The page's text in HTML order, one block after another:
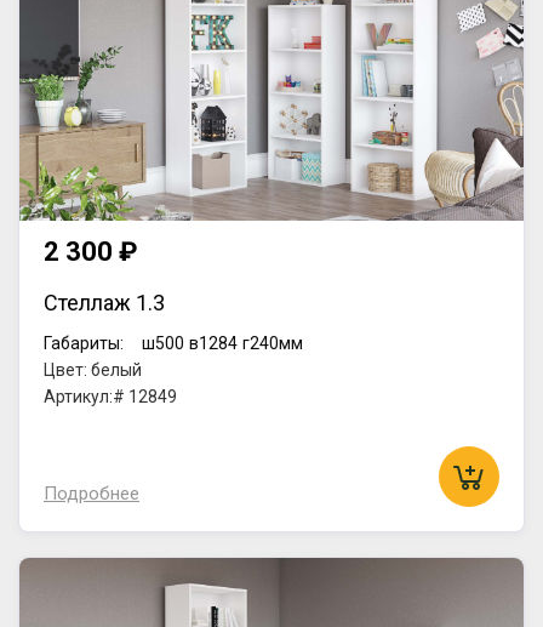
2 300 ₽
Стеллаж 1.3
Габариты: ш500 в1284 г240мм
Цвет: белый
Артикул:# 12849
Подробнее